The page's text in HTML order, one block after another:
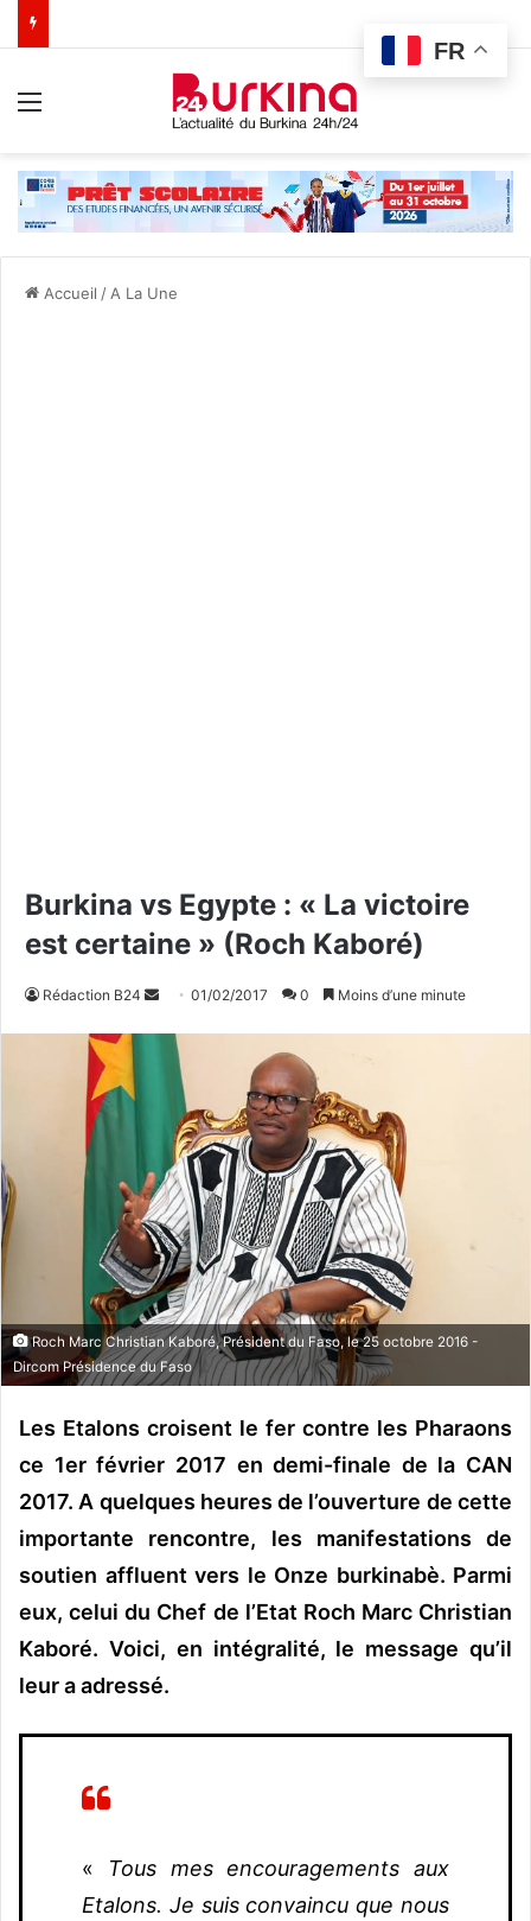
Accueil / A La Une
Burkina vs Egypte : « La victoire
est certaine » (Roch Kaboré)
Rédaction B24
u
n
c
o
u
r
r
e
01/02/2017 0 Moins d’une minute
Roch Marc Christian Kaboré, Président du Faso, le 25 octobre 2016 -
Dircom Présidence du Faso
Les Etalons croisent le fer contre les Pharaons
ce 1er février 2017 en demi-finale de la CAN
2017. A quelques heures de l’ouverture de cette
importante rencontre, les manifestations de
soutien affluent vers le Onze burkinabè. Parmi
eux, celui du Chef de l’Etat Roch Marc Christian
Kaboré. Voici, en intégralité, le message qu’il
leur a adressé.
«
Tous mes encouragements aux
Etalons. Je suis convaincu que nous
FR